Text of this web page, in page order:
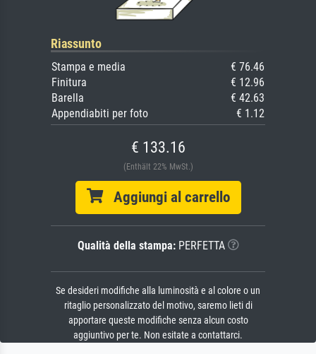
Riassunto
Stampa e media
€ 76.46
Finitura
€ 12.96
Barella
€ 42.63
Appendiabiti per foto
€ 1.12
€ 133.16
(Enthält 22% MwSt.)
Aggiungi al carrello
Qualità della stampa:PERFETTA
Se desideri modifiche alla luminosità e al colore o un
ritaglio personalizzato del motivo, saremo lieti di
apportare queste modifiche senza alcun costo
aggiuntivo per te. Non esitate a contattarci.